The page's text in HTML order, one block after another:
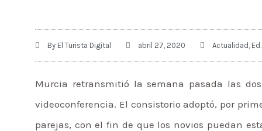
By El Turista Digital abril 27, 2020 Actualidad
Murcia retransmitió la semana pasada las
videoconferencia. El consistorio adoptó, por
parejas, con el fin de que los novios puedan